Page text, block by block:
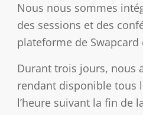
Nous nous sommes
des sessions et des
plateforme de
Durant trois jours, nous
rendant disponible tous
l’heure suivant la fin de